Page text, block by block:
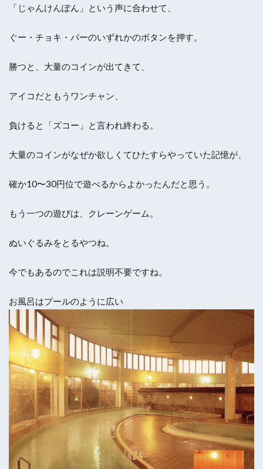
「じゃんけんぽん」という声に合わせて、
ぐー・チョキ・パーのいずれかのボタンを押す。
勝つと、大量のコインが出てきて、
アイコだともうワンチャン、
負けると「ズコー」と言われ終わる。
大量のコインがなぜか欲しくてひたすらやっていた記憶が、
確か10〜30円位で遊べるからよかったんだと思う。
もう一つの遊びは、クレーンゲーム。
ぬいぐるみをとるやつね。
今でもあるのでこれは説明不要ですね。
お風呂はプールのように広い